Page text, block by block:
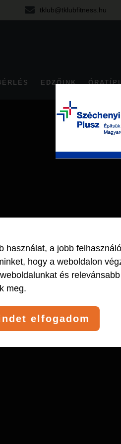
tklub@tklubfitness.hu
EDZŐINK
használat, a jobb
hogy a weboldalon
és relevánsabb
meg.
elfogadom